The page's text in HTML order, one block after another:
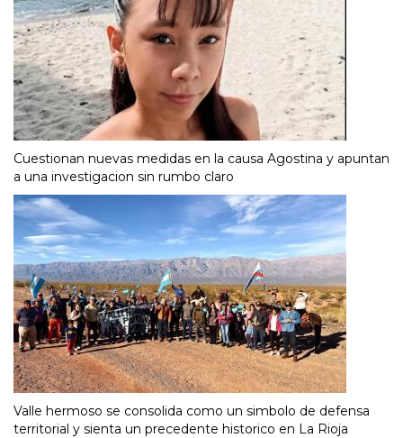
Cuestionan nuevas medidas en la causa Agostina y apuntan
a una investigacion sin rumbo claro
Valle hermoso se consolida como un simbolo de defensa
territorial y sienta un precedente historico en La Rioja